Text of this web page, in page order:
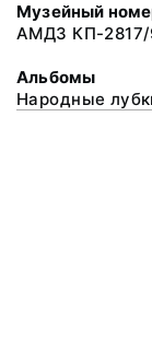
Музейный
АМДЗ КП-
Альбомы
Народные